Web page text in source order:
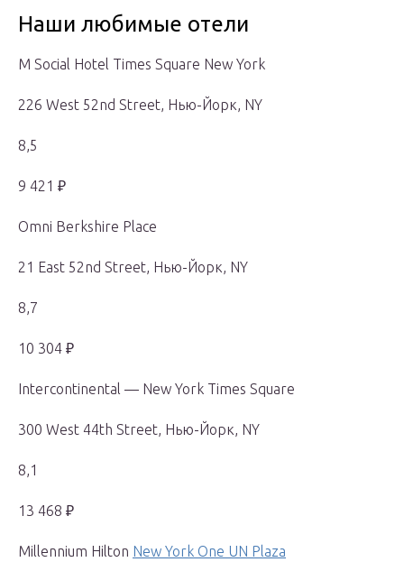
Наши любимые отели
M Social Hotel Times Square New York
226 West 52nd Street, Нью-Йорк, NY
8,5
9 421 ₽
Omni Berkshire Place
21 East 52nd Street, Нью-Йорк, NY
8,7
10 304 ₽
Intercontinental — New York Times Square
300 West 44th Street, Нью-Йорк, NY
8,1
13 468 ₽
Millennium Hilton New York One UN Plaza